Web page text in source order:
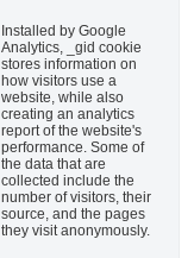
Installed by Google
Analytics, _gid cookie
stores information on
how visitors use a
website, while also
creating an analytics
report of the website's
performance. Some of
the data that are
collected include the
number of visitors, their
source, and the pages
they visit anonymously.